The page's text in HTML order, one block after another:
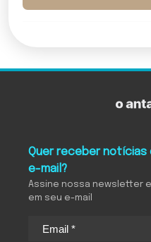
Quer receber notícias
e-mail?
Assine nossa newsletter
em seu e-mail